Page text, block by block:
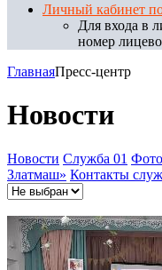
Личный кабинет
Для входа в
номер
ГлавнаяПресс-центр
Новости
Новости Служба 01
Златмаш» Контакты